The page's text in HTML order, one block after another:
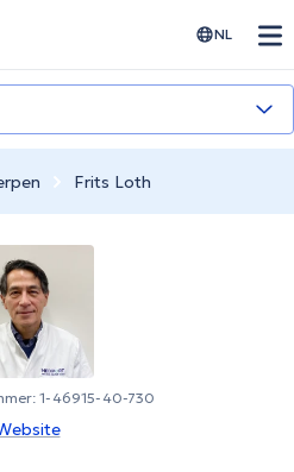
NL
Frits Loth
1-46915-40-730